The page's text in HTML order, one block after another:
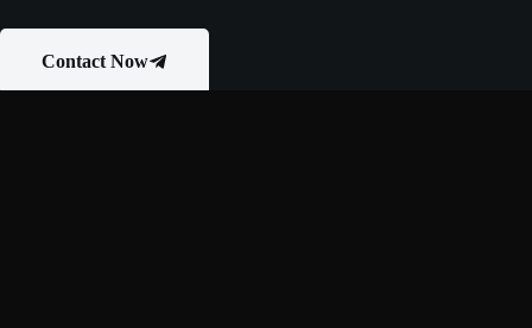
Contact Now